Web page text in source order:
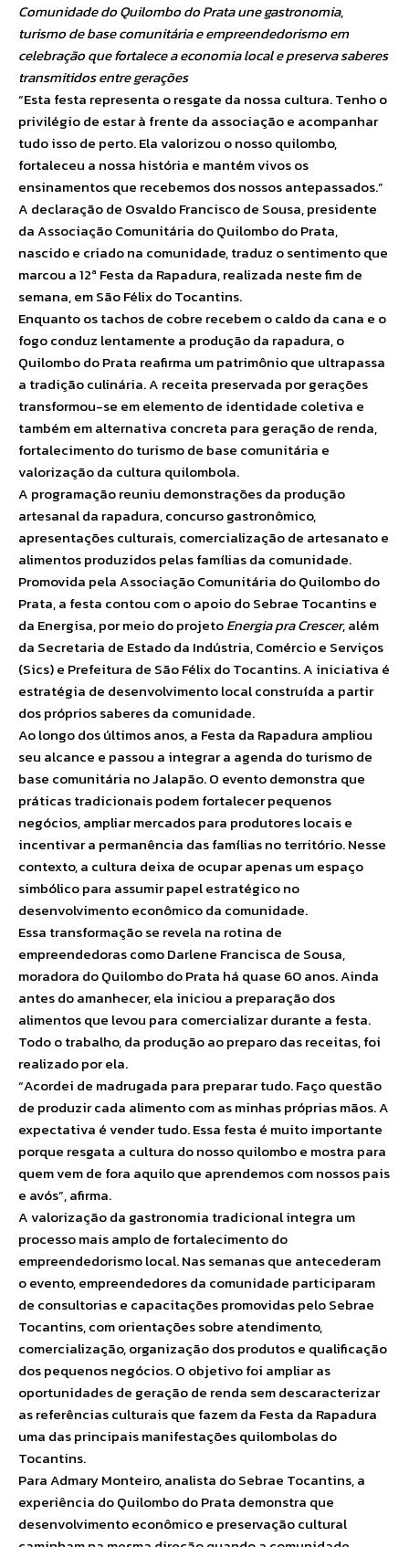
Comunidade do Quilombo do Prata une gastronomia,
turismo de base comunitária e empreendedorismo em
celebração que fortalece a economia local e preserva saberes
transmitidos entre gerações
“Esta festa representa o resgate da nossa cultura. Tenho o
privilégio de estar à frente da associação e acompanhar
tudo isso de perto. Ela valorizou o nosso quilombo,
fortaleceu a nossa história e mantém vivos os
ensinamentos que recebemos dos nossos antepassados.”
A declaração de Osvaldo Francisco de Sousa, presidente
da Associação Comunitária do Quilombo do Prata,
nascido e criado na comunidade, traduz o sentimento que
marcou a 12ª Festa da Rapadura, realizada neste fim de
semana, em São Félix do Tocantins.
Enquanto os tachos de cobre recebem o caldo da cana e o
fogo conduz lentamente a produção da rapadura, o
Quilombo do Prata reafirma um patrimônio que ultrapassa
a tradição culinária. A receita preservada por gerações
transformou-se em elemento de identidade coletiva e
também em alternativa concreta para geração de renda,
fortalecimento do turismo de base comunitária e
valorização da cultura quilombola.
A programação reuniu demonstrações da produção
artesanal da rapadura, concurso gastronômico,
apresentações culturais, comercialização de artesanato e
alimentos produzidos pelas famílias da comunidade.
Promovida pela Associação Comunitária do Quilombo do
Prata, a festa contou com o apoio do Sebrae Tocantins e
da Energisa, por meio do projetoEnergia pra Crescer, além
da Secretaria de Estado da Indústria, Comércio e Serviços
(Sics) e Prefeitura de São Félix do Tocantins. A iniciativa é
estratégia de desenvolvimento local construída a partir
dos próprios saberes da comunidade.
Ao longo dos últimos anos, a Festa da Rapadura ampliou
seu alcance e passou a integrar a agenda do turismo de
base comunitária no Jalapão. O evento demonstra que
práticas tradicionais podem fortalecer pequenos
negócios, ampliar mercados para produtores locais e
incentivar a permanência das famílias no território. Nesse
contexto, a cultura deixa de ocupar apenas um espaço
simbólico para assumir papel estratégico no
desenvolvimento econômico da comunidade.
Essa transformação se revela na rotina de
empreendedoras como Darlene Francisca de Sousa,
moradora do Quilombo do Prata há quase 60 anos. Ainda
antes do amanhecer, ela iniciou a preparação dos
alimentos que levou para comercializar durante a festa.
Todo o trabalho, da produção ao preparo das receitas, foi
realizado por ela.
“Acordei de madrugada para preparar tudo. Faço questão
de produzir cada alimento com as minhas próprias mãos. A
expectativa é vender tudo. Essa festa é muito importante
porque resgata a cultura do nosso quilombo e mostra para
quem vem de fora aquilo que aprendemos com nossos pais
e avós”, afirma.
A valorização da gastronomia tradicional integra um
processo mais amplo de fortalecimento do
empreendedorismo local. Nas semanas que antecederam
o evento, empreendedores da comunidade participaram
de consultorias e capacitações promovidas pelo Sebrae
Tocantins, com orientações sobre atendimento,
comercialização, organização dos produtos e qualificação
dos pequenos negócios. O objetivo foi ampliar as
oportunidades de geração de renda sem descaracterizar
as referências culturais que fazem da Festa da Rapadura
uma das principais manifestações quilombolas do
Tocantins.
Para Admary Monteiro, analista do Sebrae Tocantins, a
experiência do Quilombo do Prata demonstra que
desenvolvimento econômico e preservação cultural